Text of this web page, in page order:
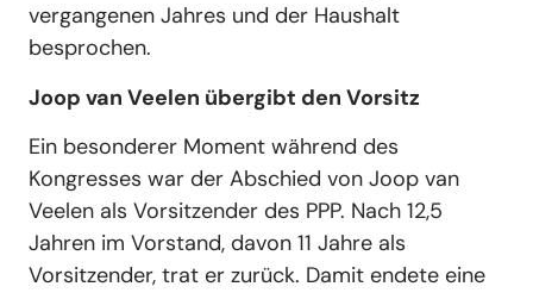
vergangenen Jahres und der Haushalt
besprochen.
Joop van Veelen übergibt den Vorsitz
Ein besonderer Moment während des
Kongresses war der Abschied von Joop van
Veelen als Vorsitzender des PPP. Nach 12,5
Jahren im Vorstand, davon 11 Jahre als
Vorsitzender, trat er zurück. Damit endete eine